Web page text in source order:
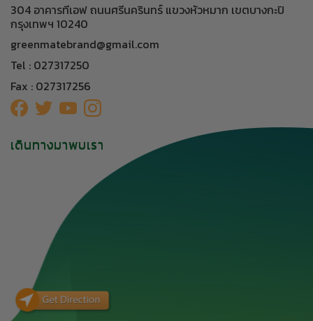
304 อาคารทีเอฟ ถนนศรีนครินทร์ แขวงหัวหมาก เขตบางกะปิ
กรุงเทพฯ 10240
greenmatebrand@gmail.com
Tel : 027317250
Fax : 027317256
เดินทางมาพบเรา